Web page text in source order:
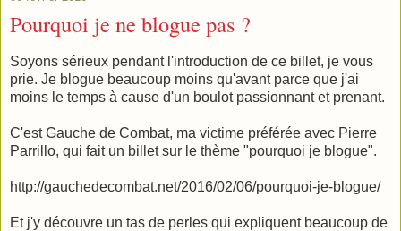
Pourquoi je ne blogue pas ?
Soyons sérieux pendant l'introduction de ce billet, je vous
prie. Je blogue beaucoup moins qu'avant parce que j'ai
moins le temps à cause d'un boulot passionnant et prenant.
C'est Gauche de Combat, ma victime préférée avec Pierre
Parrillo, qui fait un billet sur le thème "pourquoi je blogue".
http://gauchedecombat.net/2016/02/06/pourquoi-je-blogue/
Et j'y découvre un tas de perles qui expliquent beaucoup de